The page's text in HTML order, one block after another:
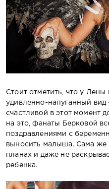
Стоит отметить, что у
удивленно-напуганный вид
счастливой в этот момент
на это, фанаты Берковой
поздравлениями с
выносить малыша. Сама же
планах и даже не
ребенка.